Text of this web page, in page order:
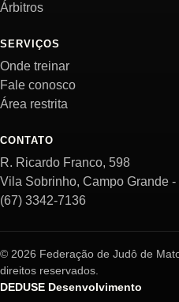
Árbitros
SERVIÇOS
Onde treinar
Fale conosco
Área restrita
CONTATO
R. Ricardo Franco, 598
Vila Sobrinho, Campo Grande -
(67) 3342-7136
© 2026 Federação de Judô de
direitos reservados.
DEDUSE Desenvolvimento